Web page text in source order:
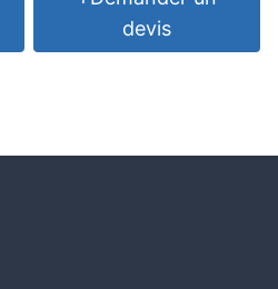
devis